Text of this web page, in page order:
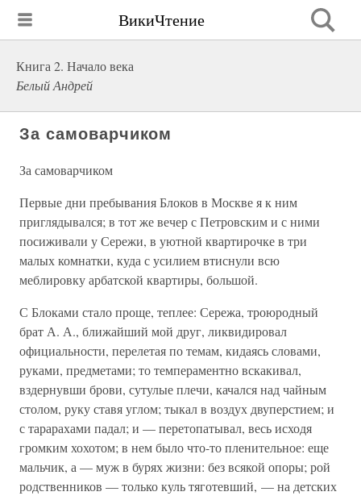
ВикиЧтение
Книга 2. Начало века
Белый Андрей
За самоварчиком
За самоварчиком
Первые дни пребывания Блоков в Москве я к ним
приглядывался; в тот же вечер с Петровским и с ними
посиживали у Сережи, в уютной квартирочке в три
малых комнатки, куда с усилием втиснули всю
меблировку арбатской квартиры, большой.
С Блоками стало проще, теплее: Сережа, троюродный
брат А. А., ближайший мой друг, ликвидировал
официальности, перелетая по темам, кидаясь словами,
руками, предметами; то темпераментно вскакивал,
вздернувши брови, сутулые плечи, качался над чайным
столом, руку ставя углом; тыкал в воздух двуперстием; и
с тарарахами падал; и — перетопатывал, весь исходя
громким хохотом; в нем было что-то пленительное: еще
мальчик, а — муж в бурях жизни: без всякой опоры; рой
родственников — только куль тяготевший, — на детских